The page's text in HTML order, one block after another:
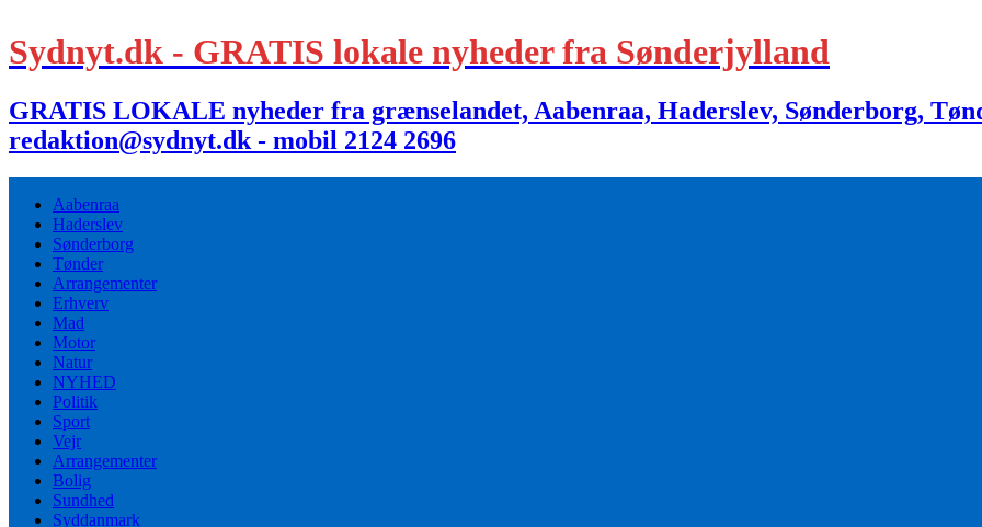
Sydnyt.dk - GRATIS lokale nyheder fra Sønderjylland
GRATIS LOKALE nyheder fra grænselandet, Aabenraa, Haderslev, Sønderborg,
redaktion@sydnyt.dk - mobil 2124 2696
Aabenraa
Haderslev
Sønderborg
Tønder
Arrangementer
Erhverv
Mad
Motor
Natur
NYHED
Politik
Sport
Vejr
Arrangementer
Bolig
Sundhed
Syddanmark